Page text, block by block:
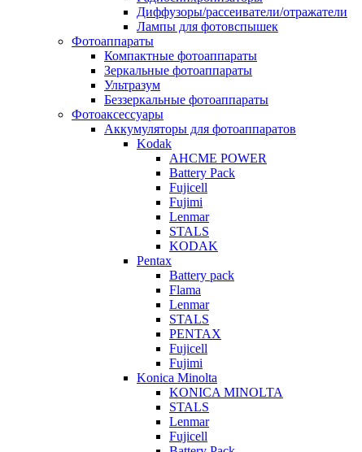
Диффузоры/рассеиватели/отражатели
Лампы для фотовспышек
Фотоаппараты
Компактные фотоаппараты
Зеркальные фотоаппараты
Ультразум
Беззеркальные фотоаппараты
Фотоаксессуары
Аккумуляторы для фотоаппаратов
Kodak
AHCME POWER
Battery Pack
Fujicell
Fujimi
Lenmar
STALS
KODAK
Pentax
Battery pack
Flama
Lenmar
STALS
PENTAX
Fujicell
Fujimi
Konica Minolta
KONICA MINOLTA
STALS
Lenmar
Fujicell